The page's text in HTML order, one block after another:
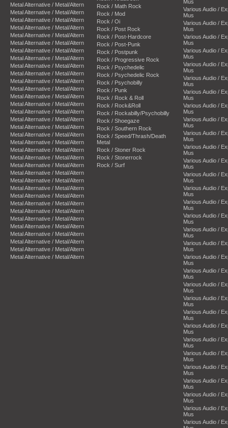
Metal Alternative / Metal/Altern
Metal Alternative / Metal/Altern
Metal Alternative / Metal/Altern
Metal Alternative / Metal/Altern
Metal Alternative / Metal/Altern
Metal Alternative / Metal/Altern
Metal Alternative / Metal/Altern
Metal Alternative / Metal/Altern
Metal Alternative / Metal/Altern
Metal Alternative / Metal/Altern
Metal Alternative / Metal/Altern
Metal Alternative / Metal/Altern
Metal Alternative / Metal/Altern
Metal Alternative / Metal/Altern
Metal Alternative / Metal/Altern
Metal Alternative / Metal/Altern
Metal Alternative / Metal/Altern
Metal Alternative / Metal/Altern
Metal Alternative / Metal/Altern
Metal Alternative / Metal/Altern
Metal Alternative / Metal/Altern
Metal Alternative / Metal/Altern
Metal Alternative / Metal/Altern
Metal Alternative / Metal/Altern
Metal Alternative / Metal/Altern
Metal Alternative / Metal/Altern
Metal Alternative / Metal/Altern
Metal Alternative / Metal/Altern
Metal Alternative / Metal/Altern
Metal Alternative / Metal/Altern
Metal Alternative / Metal/Altern
Metal Alternative / Metal/Altern
Metal Alternative / Metal/Altern
Metal Alternative / Metal/Altern
Rock / Math Rock
Rock / Mod
Rock / Oi
Rock / Post Rock
Rock / Post-Hardcore
Rock / Post-Punk
Rock / Postpunk
Rock / Progressive Rock
Rock / Psychedelic
Rock / Psychedelic Rock
Rock / Psychobilly
Rock / Punk
Rock / Rock & Roll
Rock / Rock&Roll
Rock / Rockabilly/Psychobilly
Rock / Shoegaze
Rock / Southern Rock
Rock / Speed/Thrash/Death
Metal
Rock / Stoner Rock
Rock / Stonerrock
Rock / Surf
Mus
Various Audio /
Mus
Various Audio /
Mus
Various Audio /
Mus
Various Audio /
Mus
Various Audio /
Mus
Various Audio /
Mus
Various Audio /
Mus
Various Audio /
Mus
Various Audio /
Mus
Various Audio /
Mus
Various Audio /
Mus
Various Audio /
Mus
Various Audio /
Mus
Various Audio /
Mus
Various Audio /
Mus
Various Audio /
Mus
Various Audio /
Mus
Various Audio /
Mus
Various Audio /
Mus
Various Audio /
Mus
Various Audio /
Mus
Various Audio /
Mus
Various Audio /
Mus
Various Audio /
Mus
Various Audio /
Mus
Various Audio /
Mus
Various Audio /
Mus
Various Audio /
Mus
Various Audio /
Mus
Various Audio /
Mus
Various Audio /